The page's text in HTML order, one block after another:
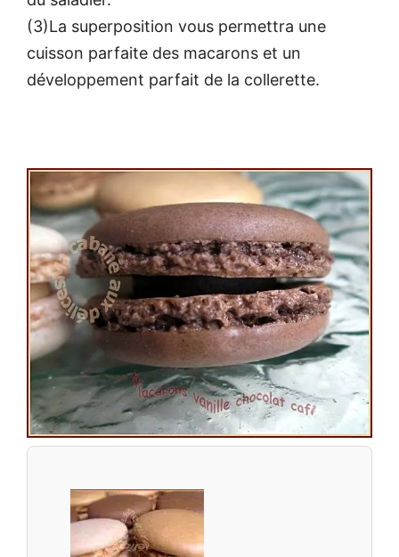
(3)La superposition vous permettra une
cuisson parfaite des macarons et un
développement parfait de la collerette.